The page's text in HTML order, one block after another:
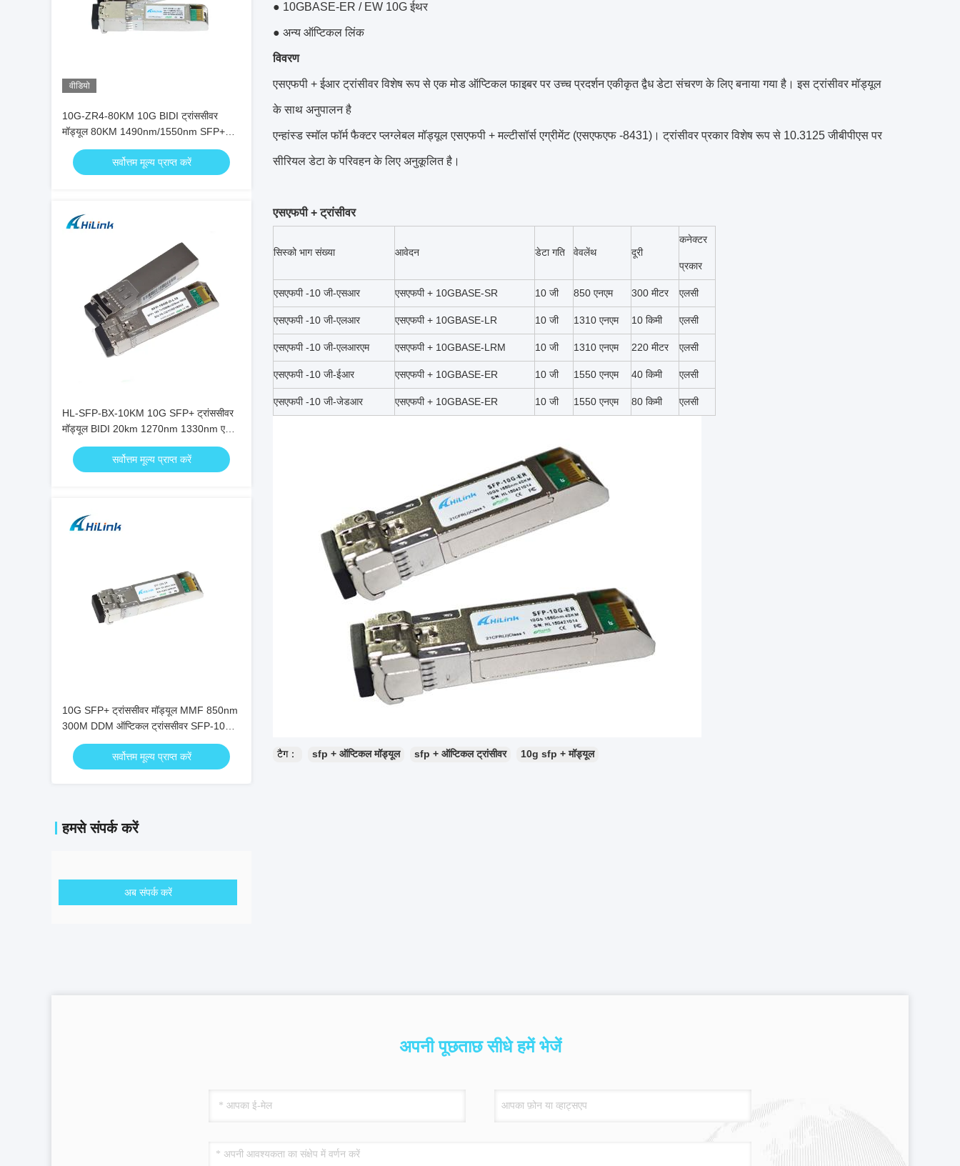
वीडियो
10G-ZR4-80KM 10G BIDI ट्रांससीवर
मॉड्यूल 80KM 1490nm/1550nm SFP+
STM-64 WDM 8SFP+ SMF
सर्वोत्तम मूल्य प्राप्त करें
HL-SFP-BX-10KM 10G SFP+ ट्रांससीवर
मॉड्यूल BIDI 20km 1270nm 1330nm एलसी
कनेक्टर RoHS
सर्वोत्तम मूल्य प्राप्त करें
10G SFP+ ट्रांससीवर मॉड्यूल MMF 850nm
300M DDM ऑप्टिकल ट्रांससीवर SFP-10G-
सर्वोत्तम मूल्य प्राप्त करें
हमसे संपर्क करें
अब संपर्क करें
● 10GBASE-ER / EW 10G ईथर
● अन्य ऑप्टिकल लिंक
विवरण
एसएफपी + ईआर ट्रांसीवर विशेष रूप से एक मोड ऑप्टिकल फाइबर पर उच्च प्रदर्शन एकीकृत द्वैध डेटा संचरण के लिए बनाया गया है। इस ट्रांसीवर मॉड्यूल
के साथ अनुपालन है
एन्हांस्ड स्मॉल फॉर्म फैक्टर प्लग्लेबल मॉड्यूल एसएफपी + मल्टीसॉर्स एग्रीमेंट (एसएफएफ -8431)। ट्रांसीवर प्रकार विशेष रूप से 10.3125 जीबीपीएस पर
सीरियल डेटा के परिवहन के लिए अनुकूलित है।
एसएफपी + ट्रांसीवर
सिस्को भाग संख्या आवेदन डेटा गति वेवलेंथ दूरी
कनेक्टर
प्रकार
एसएफपी -10 जी-एसआर एसएफपी + 10GBASE-SR 10 जी 850 एनएम 300 मीटर एलसी
एसएफपी -10 जी-एलआर एसएफपी + 10GBASE-LR 10 जी 1310 एनएम 10 किमी एलसी
एसएफपी -10 जी-एलआरएम एसएफपी + 10GBASE-LRM 10 जी 1310 एनएम 220 मीटर एलसी
एसएफपी -10 जी-ईआर एसएफपी + 10GBASE-ER 10 जी 1550 एनएम 40 किमी एलसी
एसएफपी -10 जी-जेडआर एसएफपी + 10GBASE-ER 10 जी 1550 एनएम 80 किमी एलसी
टैग： sfp + ऑप्टिकल मॉड्यूल sfp + ऑप्टिकल ट्रांसीवर 10g sfp + मॉड्यूल
अपनी पूछताछ सीधे हमें भेजें